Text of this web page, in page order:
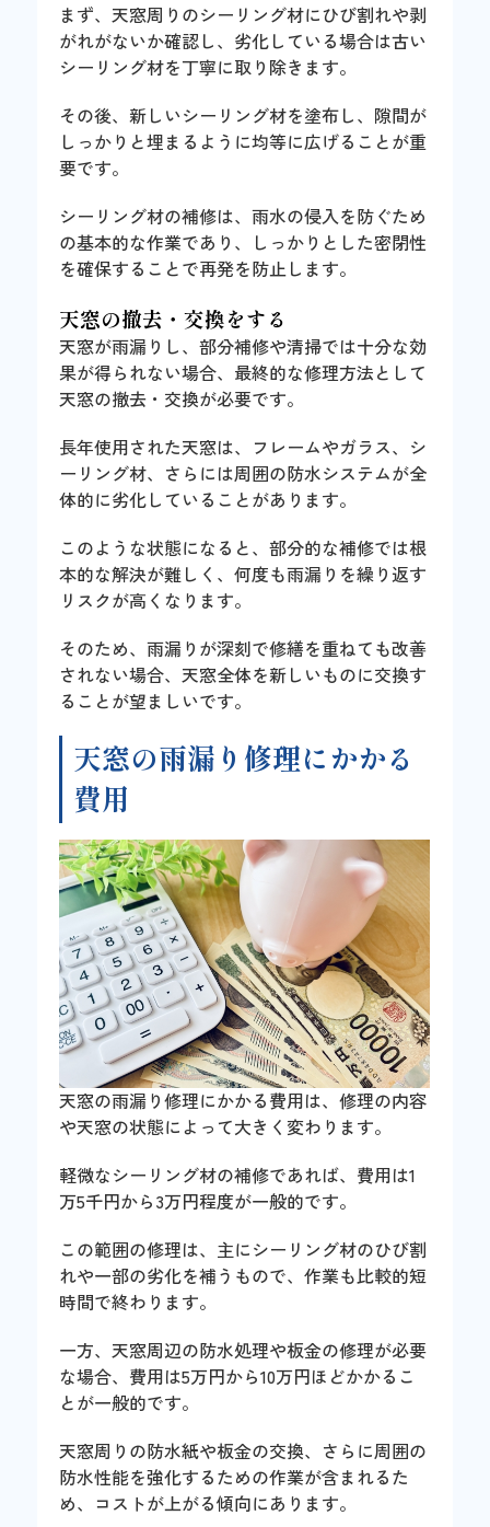
まず、天窓周りのシーリング材にひび割れや剥
がれがないか確認し、劣化している場合は古い
シーリング材を丁寧に取り除きます。
その後、新しいシーリング材を塗布し、隙間が
しっかりと埋まるように均等に広げることが重
要です。
シーリング材の補修は、雨水の侵入を防ぐため
の基本的な作業であり、しっかりとした密閉性
を確保することで再発を防止します。
天窓の撤去・交換をする
天窓が雨漏りし、部分補修や清掃では十分な効
果が得られない場合、最終的な修理方法として
天窓の撤去・交換が必要です。
長年使用された天窓は、フレームやガラス、シ
ーリング材、さらには周囲の防水システムが全
体的に劣化していることがあります。
このような状態になると、部分的な補修では根
本的な解決が難しく、何度も雨漏りを繰り返す
リスクが高くなります。
そのため、雨漏りが深刻で修繕を重ねても改善
されない場合、天窓全体を新しいものに交換す
ることが望ましいです。
天窓の雨漏り修理にかかる
費用
天窓の雨漏り修理にかかる費用は、修理の内容
や天窓の状態によって大きく変わります。
軽微なシーリング材の補修であれば、費用は1
万5千円から3万円程度が一般的です。
この範囲の修理は、主にシーリング材のひび割
れや一部の劣化を補うもので、作業も比較的短
時間で終わります。
一方、天窓周辺の防水処理や板金の修理が必要
な場合、費用は5万円から10万円ほどかかるこ
とが一般的です。
天窓周りの防水紙や板金の交換、さらに周囲の
防水性能を強化するための作業が含まれるた
め、コストが上がる傾向にあります。